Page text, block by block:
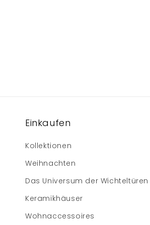
Einkaufen
Kollektionen
Weihnachten
Das Universum der Wichteltüren
Keramikhäuser
Wohnaccessoires